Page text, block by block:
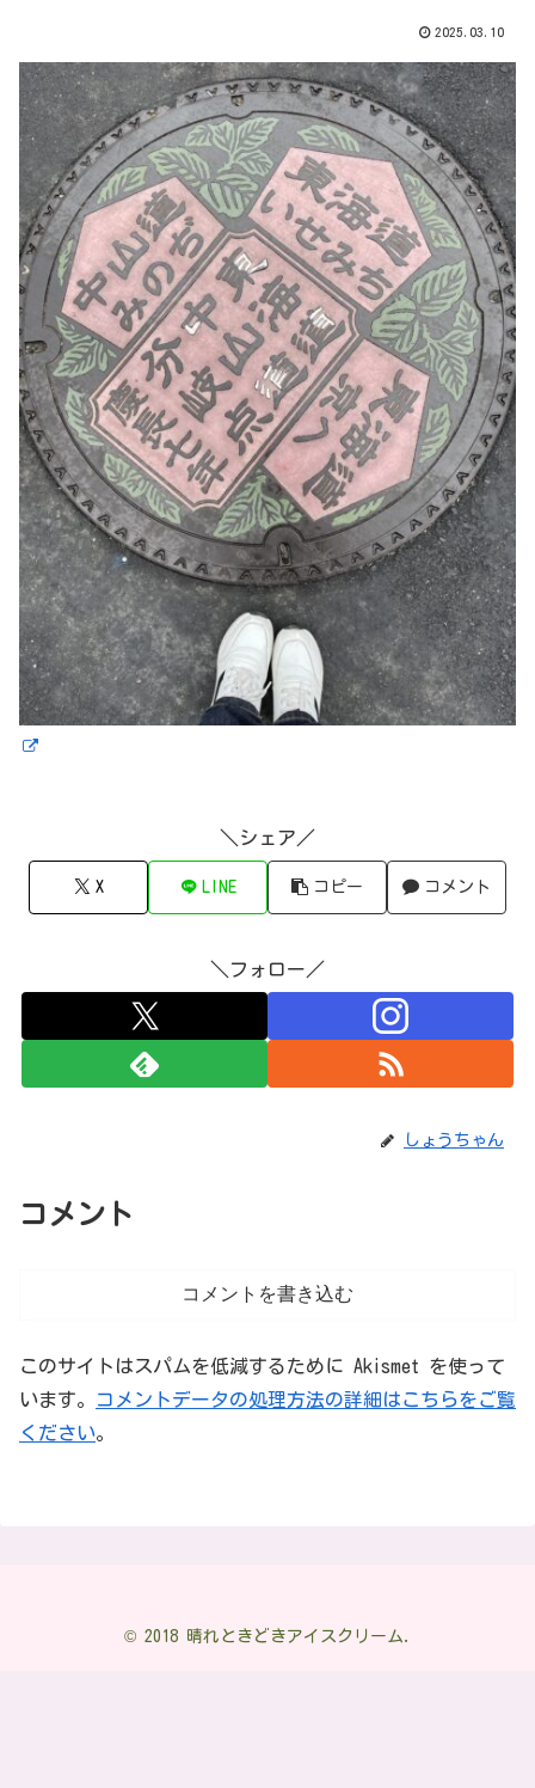
2025.03.10
＼シェア／
X LINE コピー コメント
＼フォロー／
しょうちゃん
コメント
コメントを書き込む
このサイトはスパムを低減するために Akismet を使って
います。
コメントデータの処理方法の詳細はこちらをご覧
ください。
© 2018 晴れときどきアイスクリーム.